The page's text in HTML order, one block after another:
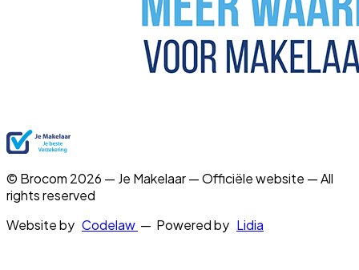
© Brocom 2026 — Je Makelaar — Officiële website — All
rights reserved
Website by Codelaw — Powered by Lidia